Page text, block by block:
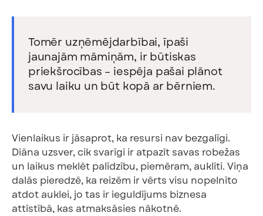
Tomēr uzņēmējdarbībai, īpaši
jaunajām māmiņām, ir būtiskas
priekšrocības – iespēja pašai plānot
savu laiku un būt kopā ar bērniem.
Vienlaikus ir jāsaprot, ka resursi nav bezgalīgi.
Diāna uzsver, cik svarīgi ir atpazīt savas robežas
un laikus meklēt palīdzību, piemēram, auklīti. Viņa
dalās pieredzē, ka reizēm ir vērts visu nopelnīto
atdot auklei, jo tas ir ieguldījums biznesa
attīstībā, kas atmaksāsies nākotnē.